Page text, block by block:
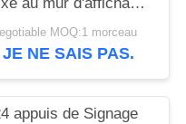
au mur d'affichage
à cristaux liquides de
Rockchip RK3288
MOQ:1 morceau
NE SAIS PAS.
appuis de Signage